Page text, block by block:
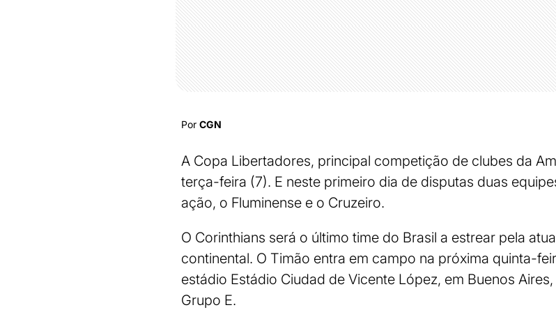
Por CGN
A Copa Libertadores, principal competição de clubes da
terça-feira (7). E neste primeiro dia de disputas duas
ação, o Fluminense e o Cruzeiro.
O Corinthians será o último time do Brasil a estrear pela
continental. O Timão entra em campo na próxima quinta-
estádio Estádio Ciudad de Vicente López, em Buenos
Grupo E.